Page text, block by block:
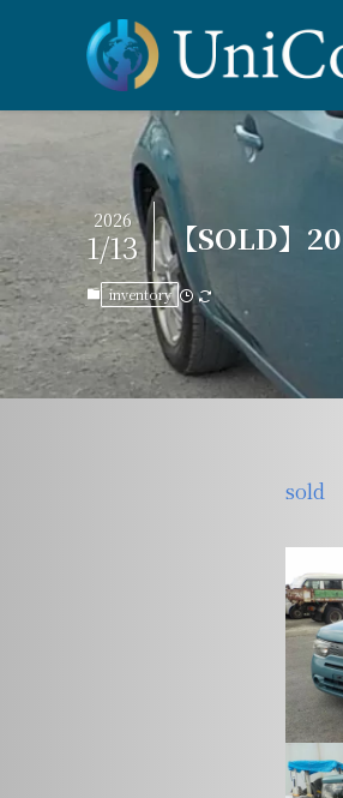
【SOLD】
2026
1/13
inventory
sold